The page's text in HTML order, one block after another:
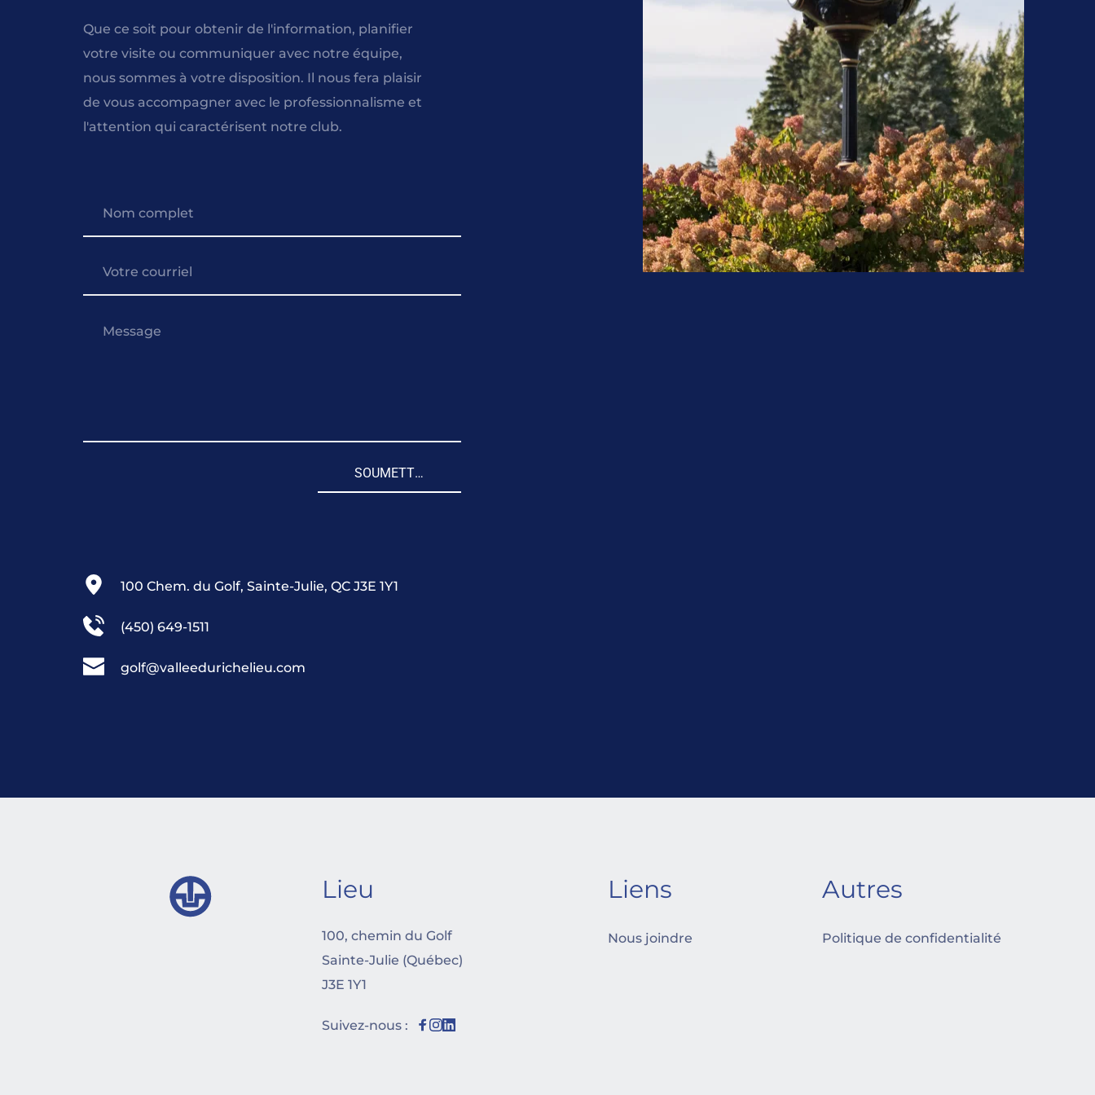
Que ce soit pour obtenir de l'information, planifier
votre visite ou communiquer avec notre équipe,
nous sommes à votre disposition. Il nous fera plaisir
de vous accompagner avec le professionnalisme et
l'attention qui caractérisent notre club.
SOUMETTRE
100 Chem. du Golf, Sainte-Julie, QC J3E 1Y1
(450) 649-1511
golf@valleedurichelieu.com
Lieu
100, chemin du Golf
Sainte-Julie (Québec)
J3E 1Y1
Suivez-nous :
Liens
Nous joindre
Autres
Politique de confidentialité